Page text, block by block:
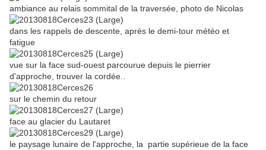
ambiance au relais sommital de la traversée, photo de Nicolas
dans les rappels de descente, après le demi-tour météo et
fatigue
vue sur la face sud-ouest parcourue depuis le pierrier
d'approche, trouver la cordée..
sur le chemin du retour
face au glacier du Lautaret
le paysage lunaire de l'approche, la partie supérieue de la face